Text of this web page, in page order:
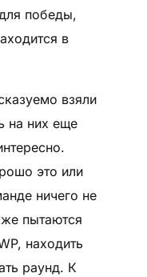
победы,
в
взяли
на них еще
это или
ничего не
пытаются
находить
раунд. К